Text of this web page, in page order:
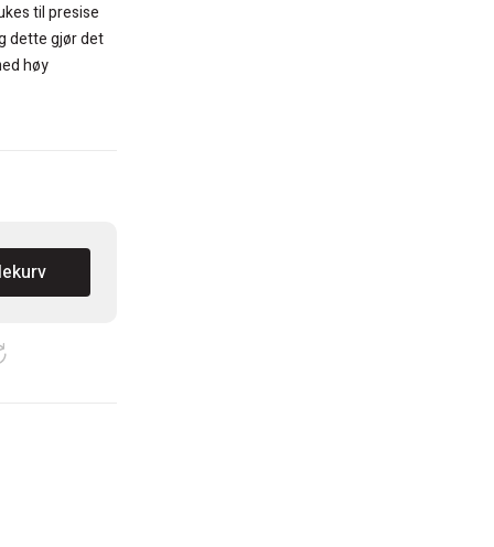
til presise
dette gjør det
høy